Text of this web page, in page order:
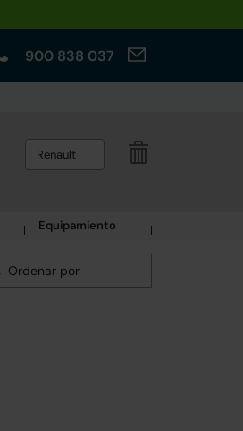
900 838 037
Renault
Equipamiento
Ordenar por